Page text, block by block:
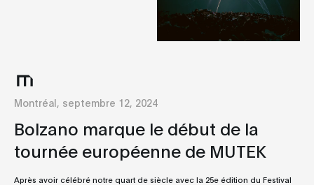
Montréal, septembre 12, 2024
Bolzano marque le début de la
tournée européenne de MUTEK
Après avoir célébré notre quart de siècle avec la 25e édition du Festival